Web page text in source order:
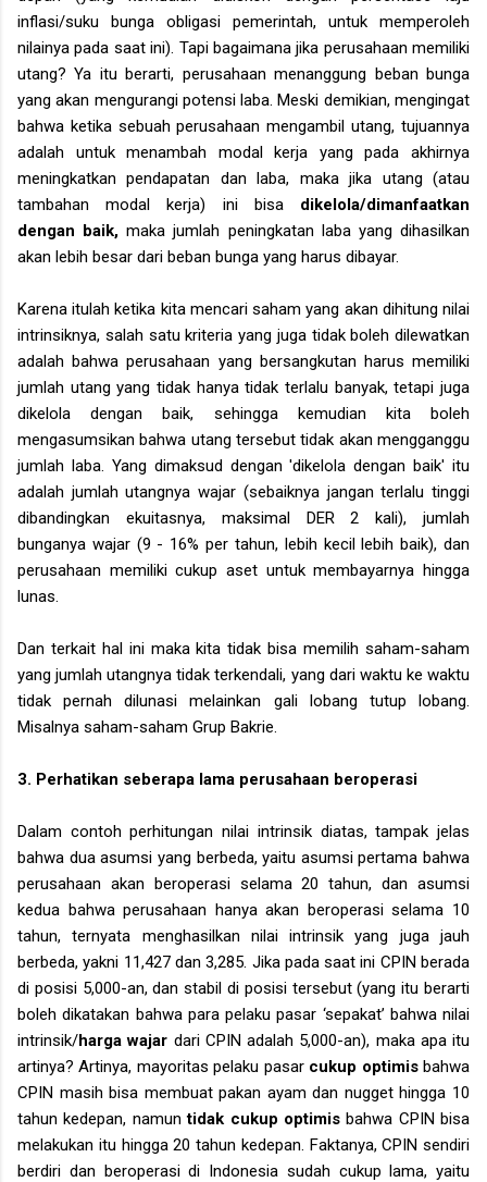
inflasi/suku bunga obligasi pemerintah, untuk memperoleh
nilainya pada saat ini). Tapi bagaimana jika perusahaan memiliki
utang? Ya itu berarti, perusahaan menanggung beban bunga
yang akan mengurangi potensi laba. Meski demikian, mengingat
bahwa ketika sebuah perusahaan mengambil utang, tujuannya
adalah untuk menambah modal kerja yang pada akhirnya
meningkatkan pendapatan dan laba, maka jika utang (atau
tambahan modal kerja) ini bisa dikelola/dimanfaatkan
dengan baik,maka jumlah peningkatan laba yang dihasilkan
akan lebih besar dari beban bunga yang harus dibayar.
Karena itulah ketika kita mencari saham yang akan dihitung nilai
intrinsiknya, salah satu kriteria yang juga tidak boleh dilewatkan
adalah bahwa perusahaan yang bersangkutan harus memiliki
jumlah utang yang tidak hanya tidak terlalu banyak, tetapi juga
dikelola dengan baik, sehingga kemudian kita boleh
mengasumsikan bahwa utang tersebut tidak akan mengganggu
jumlah laba. Yang dimaksud dengan 'dikelola dengan baik' itu
adalah jumlah utangnya wajar (sebaiknya jangan terlalu tinggi
dibandingkan ekuitasnya, maksimal DER 2 kali), jumlah
bunganya wajar (9 - 16% per tahun, lebih kecil lebih baik), dan
perusahaan memiliki cukup aset untuk membayarnya hingga
lunas.
Dan terkait hal ini maka kita tidak bisa memilih saham-saham
yang jumlah utangnya tidak terkendali, yang dari waktu ke waktu
tidak pernah dilunasi melainkan gali lobang tutup lobang.
Misalnya saham-saham Grup Bakrie.
3. Perhatikan seberapa lama perusahaan beroperasi
Dalam contoh perhitungan nilai intrinsik diatas, tampak jelas
bahwa dua asumsi yang berbeda, yaitu asumsi pertama bahwa
perusahaan akan beroperasi selama 20 tahun, dan asumsi
kedua bahwa perusahaan hanya akan beroperasi selama 10
tahun, ternyata menghasilkan nilai intrinsik yang juga jauh
berbeda, yakni 11,427 dan 3,285. Jika pada saat ini CPIN berada
di posisi 5,000-an, dan stabil di posisi tersebut (yang itu berarti
boleh dikatakan bahwa para pelaku pasar ‘sepakat’ bahwa nilai
intrinsik/harga wajar dari CPIN adalah 5,000-an), maka apa itu
artinya? Artinya, mayoritas pelaku pasar cukup optimisbahwa
CPIN masih bisa membuat pakan ayam dan nugget hingga 10
tahun kedepan, namuntidak cukup optimisbahwa CPIN bisa
melakukan itu hingga 20 tahun kedepan. Faktanya, CPIN sendiri
berdiri dan beroperasi di Indonesia sudah cukup lama, yaitu